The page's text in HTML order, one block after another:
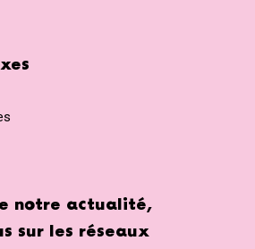
notre actualité,
sur les réseaux